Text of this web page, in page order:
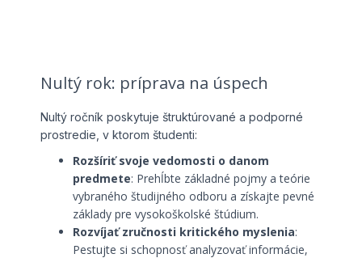
Nultý rok: príprava na úspech
Nultý ročník poskytuje štruktúrované a podporné
prostredie, v ktorom študenti:
Rozšíriť svoje vedomosti o danom
predmete: Prehĺbte základné pojmy a teórie
vybraného študijného odboru a získajte pevné
základy pre vysokoškolské štúdium.
Rozvíjať zručnosti kritického myslenia:
Pestujte si schopnosť analyzovať informácie,